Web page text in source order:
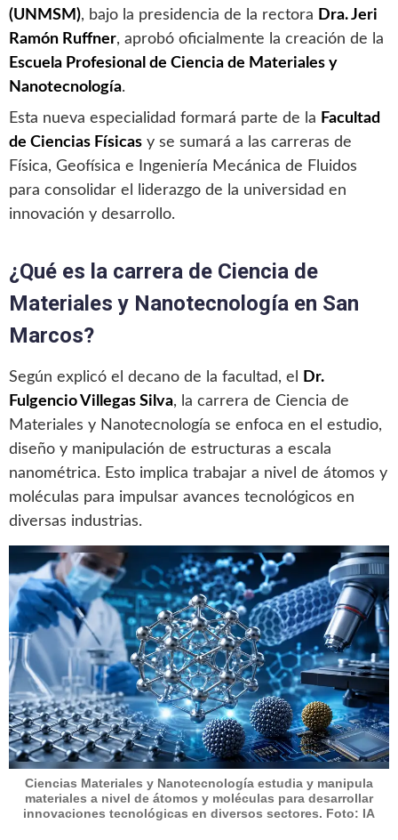
(UNMSM), bajo la presidencia de la rectora Dra. Jeri
Ramón Ruffner, aprobó oficialmente la creación de la
Escuela Profesional de Ciencia de Materiales y
Nanotecnología.
Esta nueva especialidad formará parte de la Facultad
de Ciencias Físicas y se sumará a las carreras de
Física, Geofísica e Ingeniería Mecánica de Fluidos
para consolidar el liderazgo de la universidad en
innovación y desarrollo.
¿Qué es la carrera de Ciencia de
Materiales y Nanotecnología en San
Marcos?
Según explicó el decano de la facultad, el
Dr.
Fulgencio Villegas Silva, la carrera de Ciencia de
Materiales y Nanotecnología se enfoca en el estudio,
diseño y manipulación de estructuras a escala
nanométrica. Esto implica trabajar a nivel de átomos y
moléculas para impulsar avances tecnológicos en
diversas industrias.
Ciencias Materiales y Nanotecnología estudia y manipula
materiales a nivel de átomos y moléculas para desarrollar
innovaciones tecnológicas en diversos sectores. Foto: IA